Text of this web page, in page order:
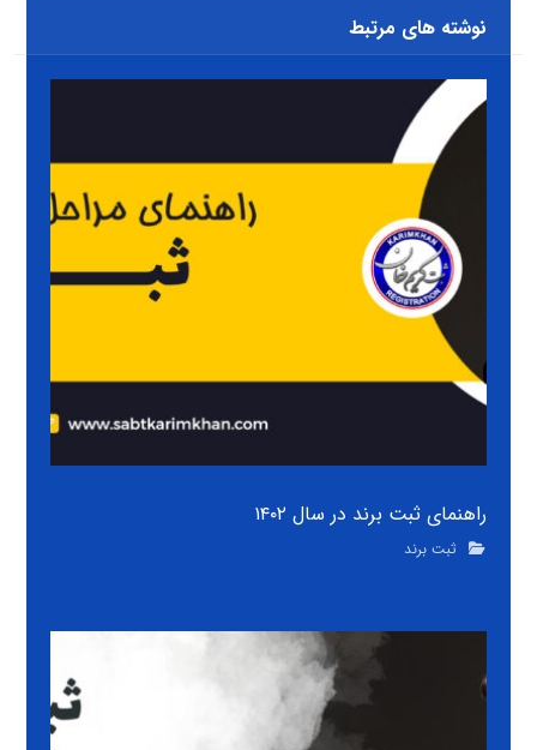
نوشته های مرتبط
راهنمای ثبت برند در سال ۱۴۰۲
ثبت برند